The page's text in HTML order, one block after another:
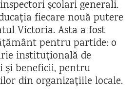
școlari generali.
fiecare nouă putere
Victoria. Asta a fost
pentru partide: o
instituțională de
beneficii, pentru
din organizațiile locale.